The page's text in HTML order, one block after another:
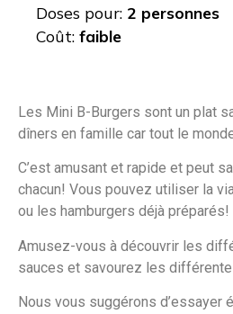
Doses pour: 2 personnes
Coût: faible
Les Mini B-Burgers sont un plat
dîners en famille car tout le
C’est amusant et rapide et peut
chacun! Vous pouvez utiliser la
ou les hamburgers déjà préparés!
Amusez-vous à découvrir les
sauces et savourez les
Nous vous suggérons d’essayer